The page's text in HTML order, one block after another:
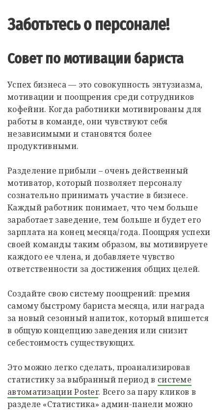
Заботьтесь о персонале!
Совет по мотивации бариста
Успех бизнеса — это совокупность энтузиазма,
мотивации и поощрения среди сотрудников
кофейни. Когда работники мотивированы для
работы в команде, они чувствуют себя
независимыми и становятся более
продуктивными.
Разделение прибыли – очень действенный
мотиватор, который позволяет персоналу
сознательно принимать участие в бизнесе.
Каждый работник понимает, что чем больше
заработает заведение, тем больше и будет его
зарплата на конец месяца/года. Поощряя успехи
своей команды таким образом, вы мотивируете
каждого ее члена, и добавляете чувство
ответственности за достижения общих целей.
Создайте свою систему поощрений: премия
самому быстрому бариста месяца, или награда
за новый сезонный напиток, который впишется
в общую концепцию заведения или снизит
себестоимость существующих.
Это можно легко сделать, проанализировав
статистику за выбранный период в системе
автоматизации Poster. Всего за пару кликов в
разделе «Статистика» админ-панели можно